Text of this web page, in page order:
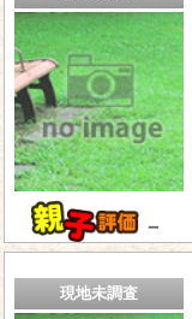
－
現地未調査